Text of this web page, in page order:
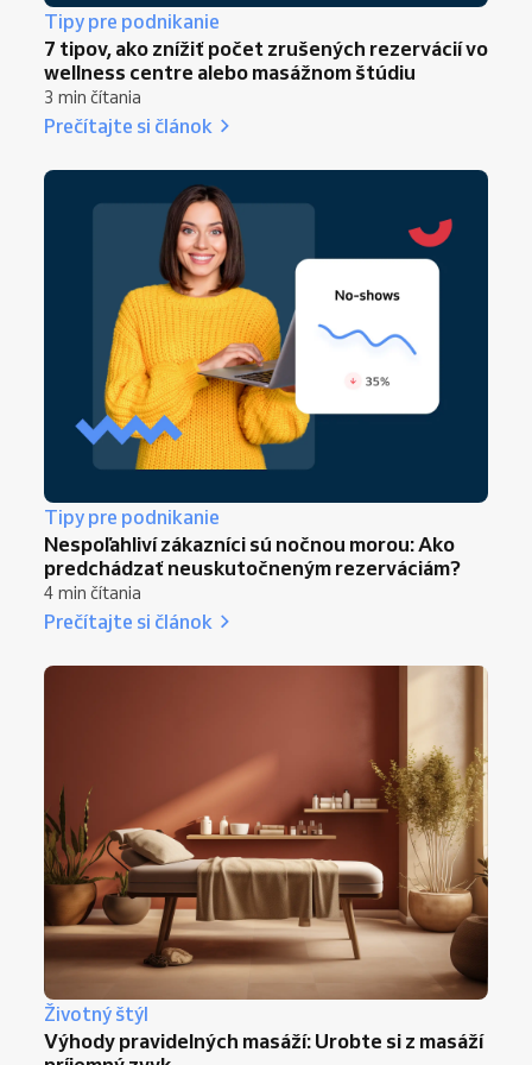
Tipy pre podnikanie
7 tipov, ako znížiť počet zrušených rezervácií vo
wellness centre alebo masážnom štúdiu
3 min čítania
Prečítajte si článok
Tipy pre podnikanie
Nespoľahliví zákazníci sú nočnou morou: Ako
predchádzať neuskutočneným rezerváciám?
4 min čítania
Prečítajte si článok
Životný štýl
Výhody pravidelných masáží: Urobte si z masáží